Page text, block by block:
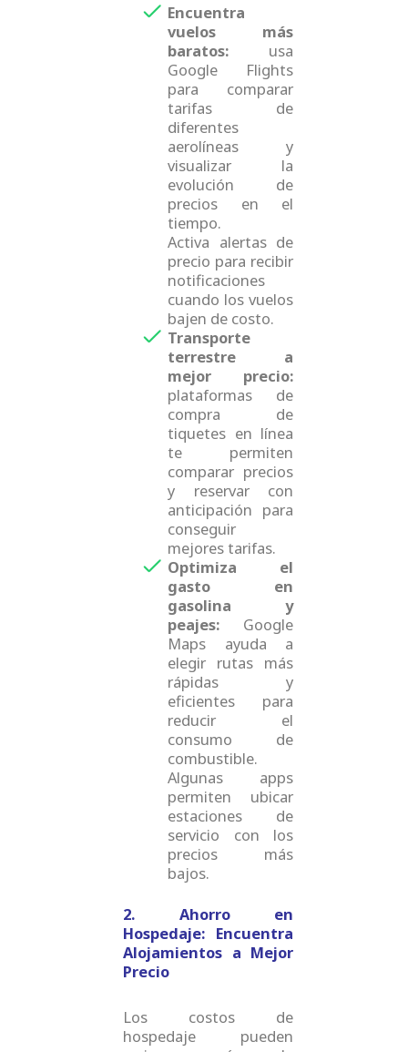
Encuentra
vuelos más
baratos: usa
Google Flights
para comparar
tarifas de
diferentes
aerolíneas y
visualizar la
evolución de
precios en el
tiempo.
Activa alertas de
precio para recibir
notificaciones
cuando los vuelos
bajen de costo.
Transporte
terrestre a
mejor precio:
plataformas de
compra de
tiquetes en línea
te permiten
comparar precios
y reservar con
anticipación para
conseguir
mejores tarifas.
Optimiza el
gasto en
gasolina y
peajes: Google
Maps ayuda a
elegir rutas más
rápidas y
eficientes para
reducir el
consumo de
combustible.
Algunas apps
permiten ubicar
estaciones de
servicio con los
precios más
bajos.
2. Ahorro en
Hospedaje: Encuentra
Alojamientos a Mejor
Precio
Los costos de
hospedaje pueden